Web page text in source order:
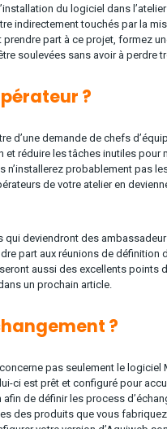
du logiciel dans
touchés par la
part à ce projet, formez
soulevées sans avoir à perdre
?
d’une demande de chefs
réduire les tâches inutiles pour
n’installerez probablement pas
de votre atelier en
deviendront des
part aux réunions de
aussi des excellents
un prochain article.
?
pas seulement le logiciel
ci est prêt et configuré pour
de définir les process
des produits que vous